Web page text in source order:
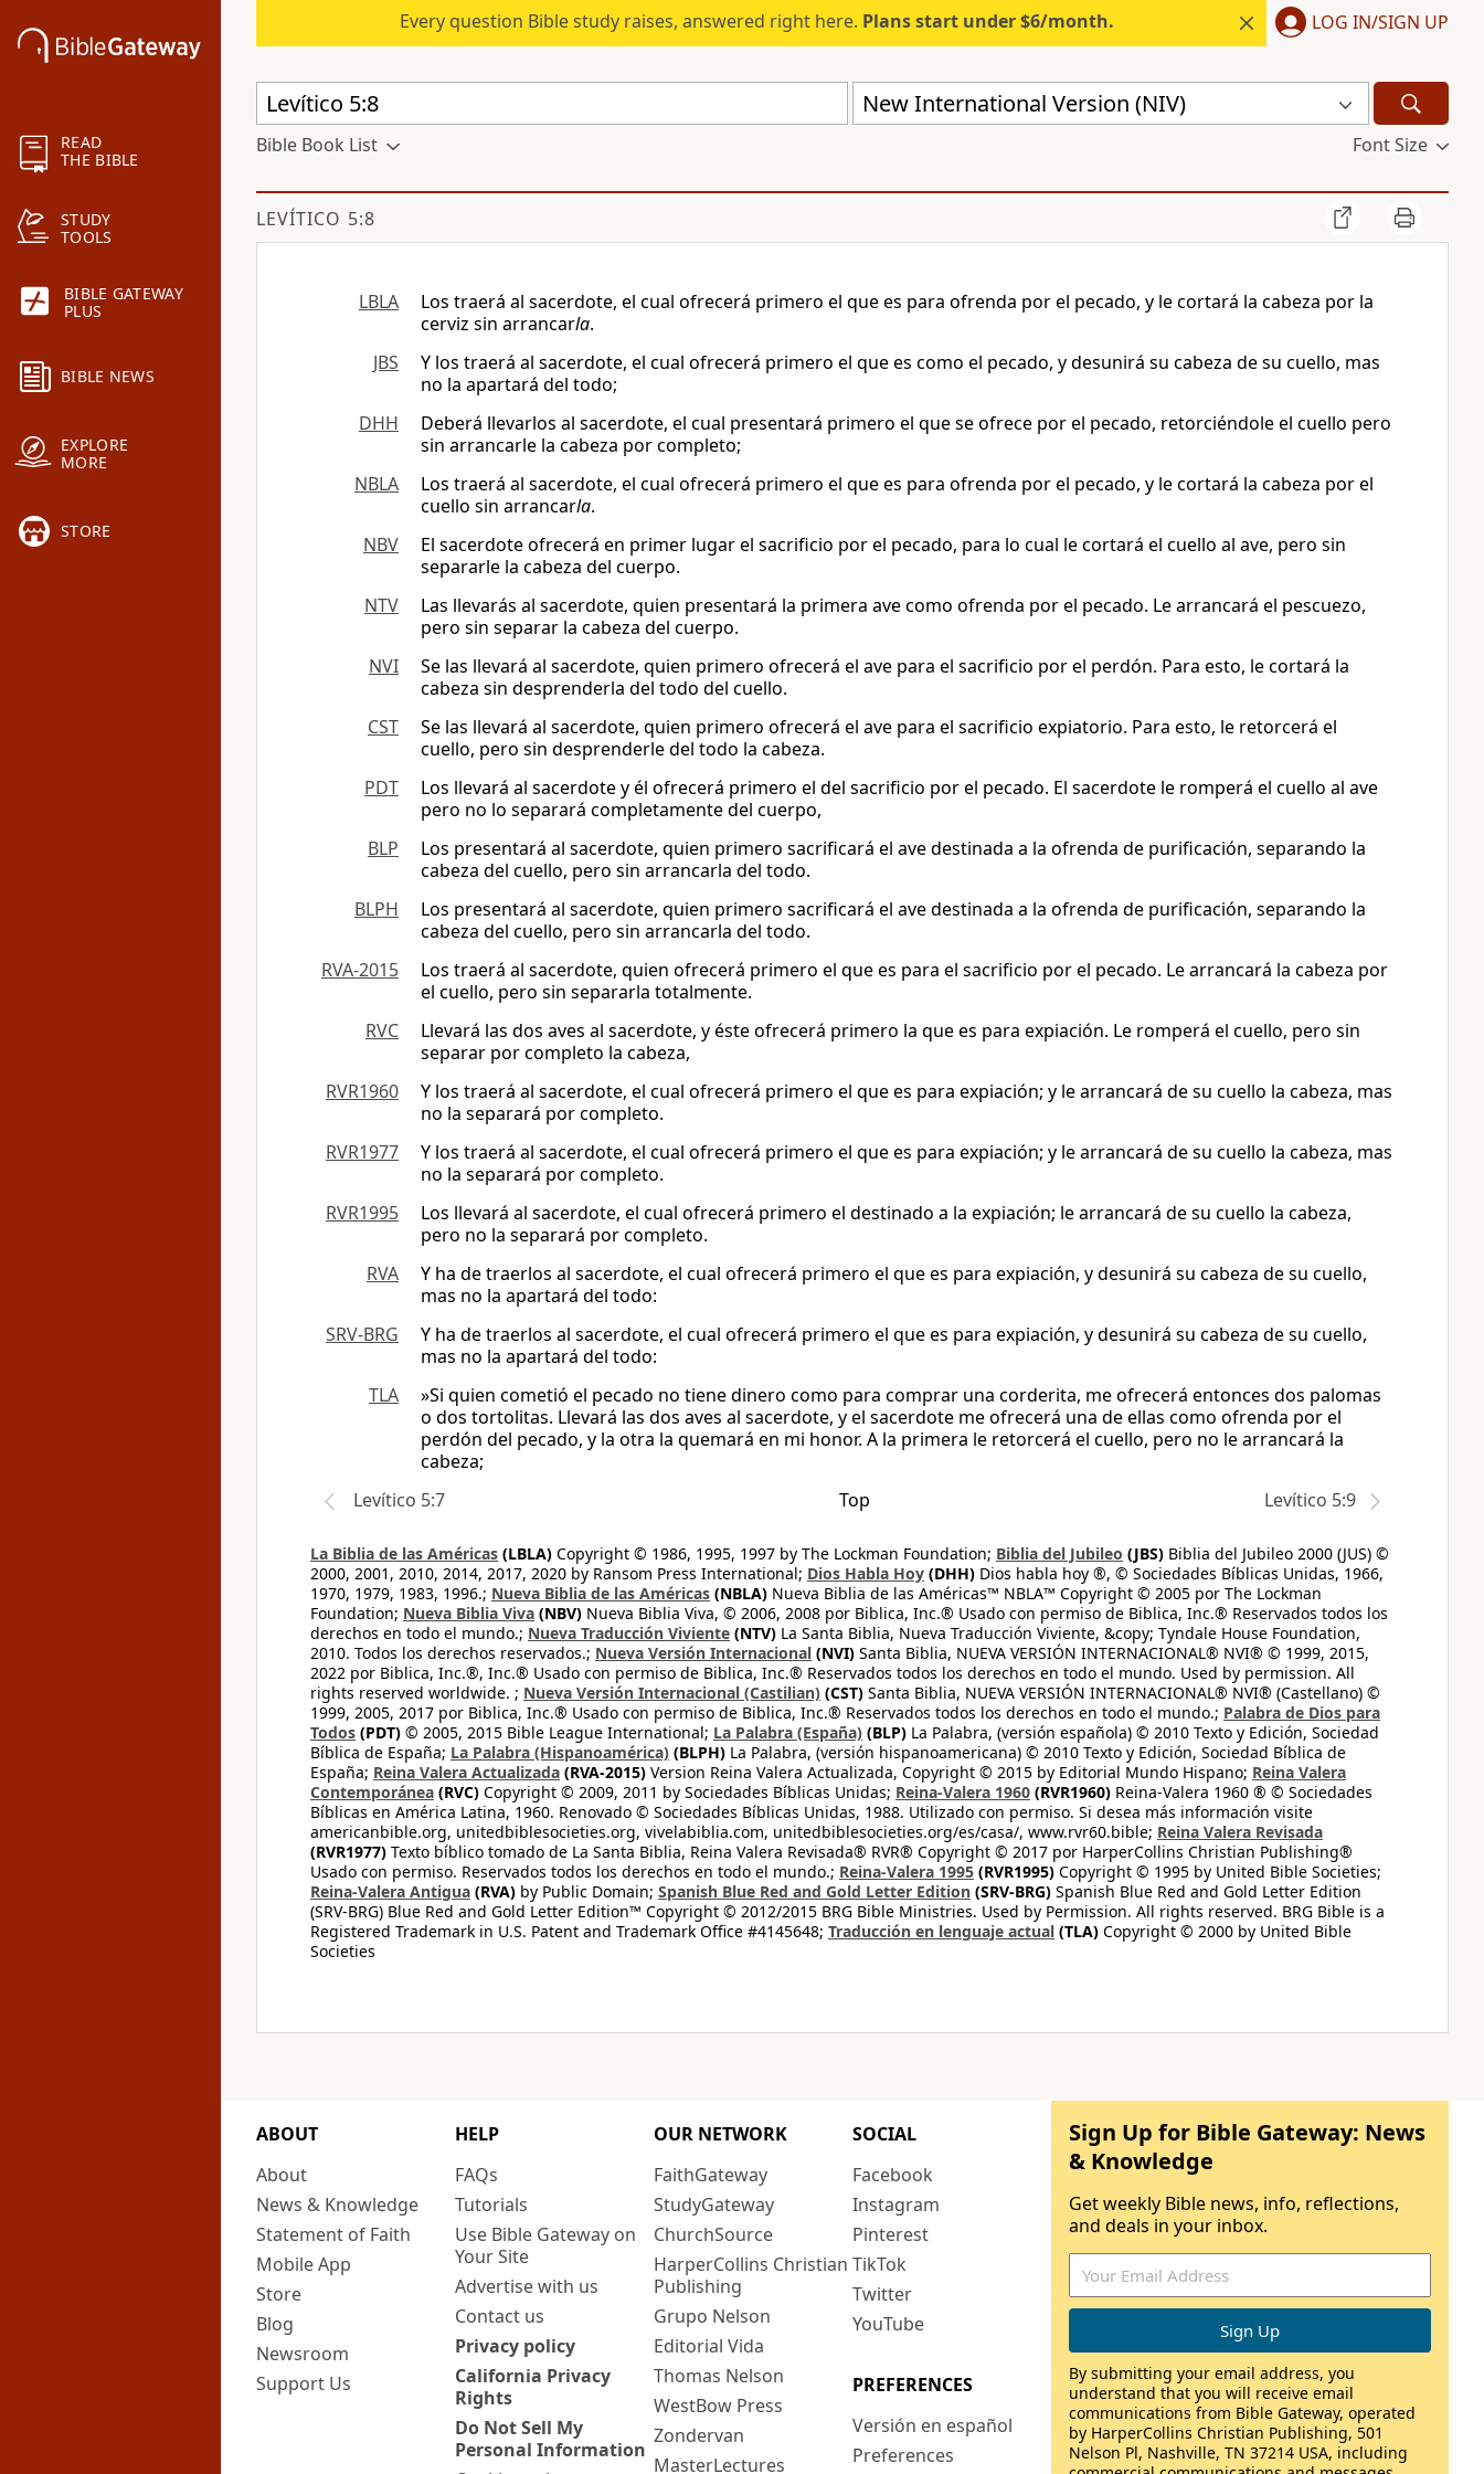
READ
THE BIBLE
STUDY
TOOLS
BIBLE GATEWAY
PLUS
BIBLE NEWS
EXPLORE
MORE
STORE
Every question Bible study raises, answered right here. Plans start under $6/month. LOG IN/SIGN UP
New International Version (NIV)
Bible Book List Font Size
LEVÍTICO 5:8
LBLA
Los traerá al sacerdote, el cual ofrecerá primero el que es para ofrenda por el pecado, y le cortará la cabeza por la
cerviz sin arrancarla.
JBS
Y los traerá al sacerdote, el cual ofrecerá primero el que es como el pecado, y desunirá su cabeza de su cuello, mas
no la apartará del todo;
DHH
Deberá llevarlos al sacerdote, el cual presentará primero el que se ofrece por el pecado, retorciéndole el cuello pero
sin arrancarle la cabeza por completo;
NBLA
Los traerá al sacerdote, el cual ofrecerá primero el que es para ofrenda por el pecado, y le cortará la cabeza por el
cuello sin arrancarla.
NBV
El sacerdote ofrecerá en primer lugar el sacrificio por el pecado, para lo cual le cortará el cuello al ave, pero sin
separarle la cabeza del cuerpo.
NTV
Las llevarás al sacerdote, quien presentará la primera ave como ofrenda por el pecado. Le arrancará el pescuezo,
pero sin separar la cabeza del cuerpo.
NVI
Se las llevará al sacerdote, quien primero ofrecerá el ave para el sacrificio por el perdón. Para esto, le cortará la
cabeza sin desprenderla del todo del cuello.
CST
Se las llevará al sacerdote, quien primero ofrecerá el ave para el sacrificio expiatorio. Para esto, le retorcerá el
cuello, pero sin desprenderle del todo la cabeza.
PDT
Los llevará al sacerdote y él ofrecerá primero el del sacrificio por el pecado. El sacerdote le romperá el cuello al ave
pero no lo separará completamente del cuerpo,
BLP
Los presentará al sacerdote, quien primero sacrificará el ave destinada a la ofrenda de purificación, separando la
cabeza del cuello, pero sin arrancarla del todo.
BLPH
Los presentará al sacerdote, quien primero sacrificará el ave destinada a la ofrenda de purificación, separando la
cabeza del cuello, pero sin arrancarla del todo.
RVA-2015
Los traerá al sacerdote, quien ofrecerá primero el que es para el sacrificio por el pecado. Le arrancará la cabeza por
el cuello, pero sin separarla totalmente.
RVC
Llevará las dos aves al sacerdote, y éste ofrecerá primero la que es para expiación. Le romperá el cuello, pero sin
separar por completo la cabeza,
RVR1960
Y los traerá al sacerdote, el cual ofrecerá primero el que es para expiación; y le arrancará de su cuello la cabeza, mas
no la separará por completo.
RVR1977
Y los traerá al sacerdote, el cual ofrecerá primero el que es para expiación; y le arrancará de su cuello la cabeza, mas
no la separará por completo.
RVR1995
Los llevará al sacerdote, el cual ofrecerá primero el destinado a la expiación; le arrancará de su cuello la cabeza,
pero no la separará por completo.
RVA
Y ha de traerlos al sacerdote, el cual ofrecerá primero el que es para expiación, y desunirá su cabeza de su cuello,
mas no la apartará del todo:
SRV-BRG
Y ha de traerlos al sacerdote, el cual ofrecerá primero el que es para expiación, y desunirá su cabeza de su cuello,
mas no la apartará del todo:
TLA
»Si quien cometió el pecado no tiene dinero como para comprar una corderita, me ofrecerá entonces dos palomas
o dos tortolitas. Llevará las dos aves al sacerdote, y el sacerdote me ofrecerá una de ellas como ofrenda por el
perdón del pecado, y la otra la quemará en mi honor. A la primera le retorcerá el cuello, pero no le arrancará la
cabeza;
Levítico 5:7
Top Levítico 5:9
La Biblia de las Américas (LBLA) Copyright © 1986, 1995, 1997 by The Lockman Foundation; Biblia del Jubileo (JBS) Biblia del Jubileo 2000 (JUS) ©
2000, 2001, 2010, 2014, 2017, 2020 by Ransom Press International; Dios Habla Hoy (DHH) Dios habla hoy ®, © Sociedades Bíblicas Unidas, 1966,
1970, 1979, 1983, 1996.; Nueva Biblia de las Américas (NBLA) Nueva Biblia de las Américas™ NBLA™ Copyright © 2005 por The Lockman
Foundation; Nueva Biblia Viva (NBV) Nueva Biblia Viva, © 2006, 2008 por Biblica, Inc.® Usado con permiso de Biblica, Inc.® Reservados todos los
derechos en todo el mundo.; Nueva Traducción Viviente (NTV) La Santa Biblia, Nueva Traducción Viviente, &copy; Tyndale House Foundation,
2010. Todos los derechos reservados.; Nueva Versión Internacional (NVI) Santa Biblia, NUEVA VERSIÓN INTERNACIONAL® NVI® © 1999, 2015,
2022 por Biblica, Inc.®, Inc.® Usado con permiso de Biblica, Inc.® Reservados todos los derechos en todo el mundo. Used by permission. All
rights reserved worldwide. ; Nueva Versión Internacional (Castilian) (CST) Santa Biblia, NUEVA VERSIÓN INTERNACIONAL® NVI® (Castellano) ©
1999, 2005, 2017 por Biblica, Inc.® Usado con permiso de Biblica, Inc.® Reservados todos los derechos en todo el mundo.; Palabra de Dios para
Todos (PDT) © 2005, 2015 Bible League International; La Palabra (España) (BLP) La Palabra, (versión española) © 2010 Texto y Edición, Sociedad
Bíblica de España; La Palabra (Hispanoamérica) (BLPH) La Palabra, (versión hispanoamericana) © 2010 Texto y Edición, Sociedad Bíblica de
España; Reina Valera Actualizada (RVA-2015) Version Reina Valera Actualizada, Copyright © 2015 by Editorial Mundo Hispano; Reina Valera
Contemporánea (RVC) Copyright © 2009, 2011 by Sociedades Bíblicas Unidas; Reina-Valera 1960 (RVR1960) Reina-Valera 1960 ® © Sociedades
Bíblicas en América Latina, 1960. Renovado © Sociedades Bíblicas Unidas, 1988. Utilizado con permiso. Si desea más información visite
americanbible.org, unitedbiblesocieties.org, vivelabiblia.com, unitedbiblesocieties.org/es/casa/, www.rvr60.bible; Reina Valera Revisada
(RVR1977) Texto bíblico tomado de La Santa Biblia, Reina Valera Revisada® RVR® Copyright © 2017 por HarperCollins Christian Publishing®
Usado con permiso. Reservados todos los derechos en todo el mundo.; Reina-Valera 1995 (RVR1995) Copyright © 1995 by United Bible Societies;
Reina-Valera Antigua (RVA) by Public Domain; Spanish Blue Red and Gold Letter Edition (SRV-BRG) Spanish Blue Red and Gold Letter Edition
(SRV-BRG) Blue Red and Gold Letter Edition™ Copyright © 2012/2015 BRG Bible Ministries. Used by Permission. All rights reserved. BRG Bible is a
Registered Trademark in U.S. Patent and Trademark Office #4145648; Traducción en lenguaje actual (TLA) Copyright © 2000 by United Bible
Societies
ABOUT
About
News & Knowledge
Statement of Faith
Mobile App
Store
Blog
Newsroom
Support Us
HELP
FAQs
Tutorials
Use Bible Gateway on
Your Site
Advertise with us
Contact us
Privacy policy
California Privacy
Rights
Do Not Sell My
Personal Information
OUR NETWORK
FaithGateway
StudyGateway
ChurchSource
HarperCollins Christian
Publishing
Grupo Nelson
Editorial Vida
Thomas Nelson
WestBow Press
Zondervan
MasterLectures
SOCIAL
Facebook
Instagram
Pinterest
TikTok
Twitter
YouTube
PREFERENCES
Versión en español
Preferences
Sign Up for Bible Gateway: News
& Knowledge
Get weekly Bible news, info, reflections,
and deals in your inbox.
By submitting your email address, you
understand that you will receive email
communications from Bible Gateway, operated
by HarperCollins Christian Publishing, 501
Nelson Pl, Nashville, TN 37214 USA, including